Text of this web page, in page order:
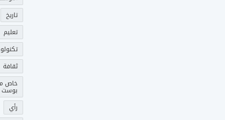
تاريخ
تعليم
ثقافة
خاص
بوست
رأي